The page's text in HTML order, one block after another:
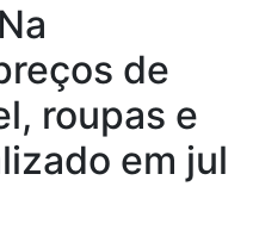
de
roupas e
em jul